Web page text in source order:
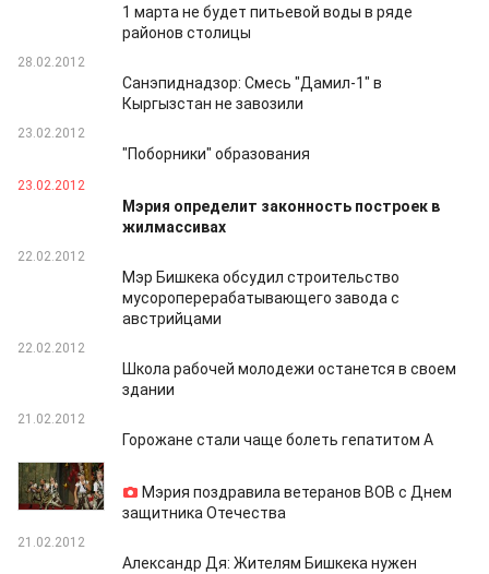
1 марта не будет питьевой воды в ряде
районов столицы
28.02.2012
Санэпиднадзор: Смесь "Дамил-1" в
Кыргызстан не завозили
23.02.2012
"Поборники" образования
23.02.2012
Мэрия определит законность построек в
жилмассивах
22.02.2012
Мэр Бишкека обсудил строительство
мусороперерабатывающего завода с
австрийцами
22.02.2012
Школа рабочей молодежи останется в своем
здании
21.02.2012
Горожане стали чаще болеть гепатитом А
21.02.2012
Мэрия поздравила ветеранов ВОВ с Днем
защитника Отечества
21.02.2012
Александр Дя: Жителям Бишкека нужен